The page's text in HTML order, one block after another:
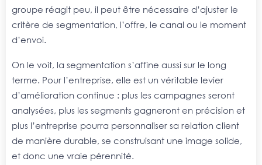
groupe réagit peu, il peut être nécessaire d’ajuster le
critère de segmentation, l’offre, le canal ou le moment
d’envoi.
On le voit, la segmentation s’affine aussi sur le long
terme. Pour l’entreprise, elle est un véritable levier
d’amélioration continue : plus les campagnes seront
analysées, plus les segments gagneront en précision et
plus l’entreprise pourra personnaliser sa relation client
de manière durable, se construisant une image solide,
et donc une vraie pérennité.